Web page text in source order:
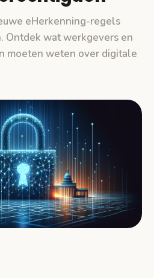
eHerkenning-regels
Ontdek wat werkgevers en
moeten weten over digitale